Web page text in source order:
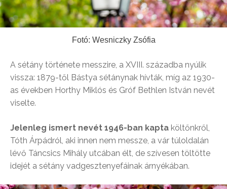
Fotó: Wesniczky Zsófia
A sétány története messzire, a XVIII. századba nyúlik
vissza: 1879-től Bástya sétánynak hívták, míg az 1930-
as években Horthy Miklós és Gróf Bethlen István nevét
viselte.
Jelenleg ismert nevét 1946-ban kapta költőnkről,
Tóth Árpádról, aki innen nem messze, a vár túloldalán
lévő Táncsics Mihály utcában élt, de szívesen töltötte
idejét a sétány vadgesztenyefáinak árnyékában.